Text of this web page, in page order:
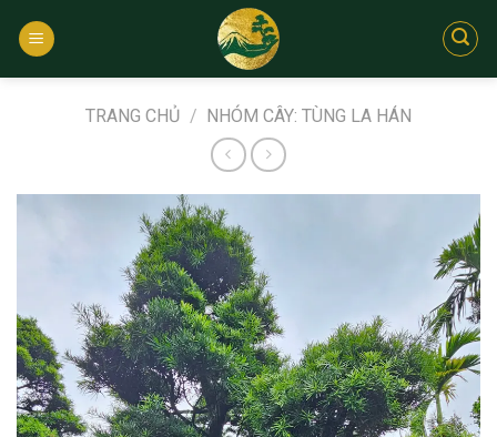
qua
TRANG CHỦ / NHÓM CÂY: TÙNG LA HÁN